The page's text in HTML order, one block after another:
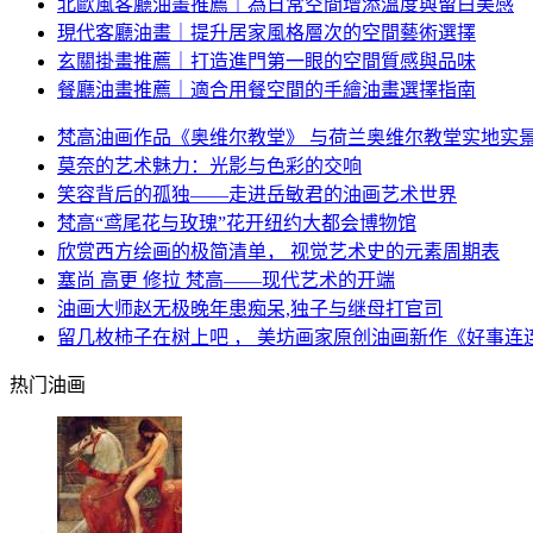
現代客廳油畫｜提升居家風格層次的空間藝術選擇
玄關掛畫推薦｜打造進門第一眼的空間質感與品味
餐廳油畫推薦｜適合用餐空間的手繪油畫選擇指南
梵高油画作品《奥维尔教堂》 与荷兰奥维尔教堂实地实
莫奈的艺术魅力：光影与色彩的交响
笑容背后的孤独——走进岳敏君的油画艺术世界
梵高“鸢尾花与玫瑰”花开纽约大都会博物馆
欣赏西方绘画的极简清单， 视觉艺术史的元素周期表
塞尚 高更 修拉 梵高——现代艺术的开端
油画大师赵无极晚年患痴呆,独子与继母打官司
留几枚柿子在树上吧 ， 美坊画家原创油画新作《好事连
热门油画